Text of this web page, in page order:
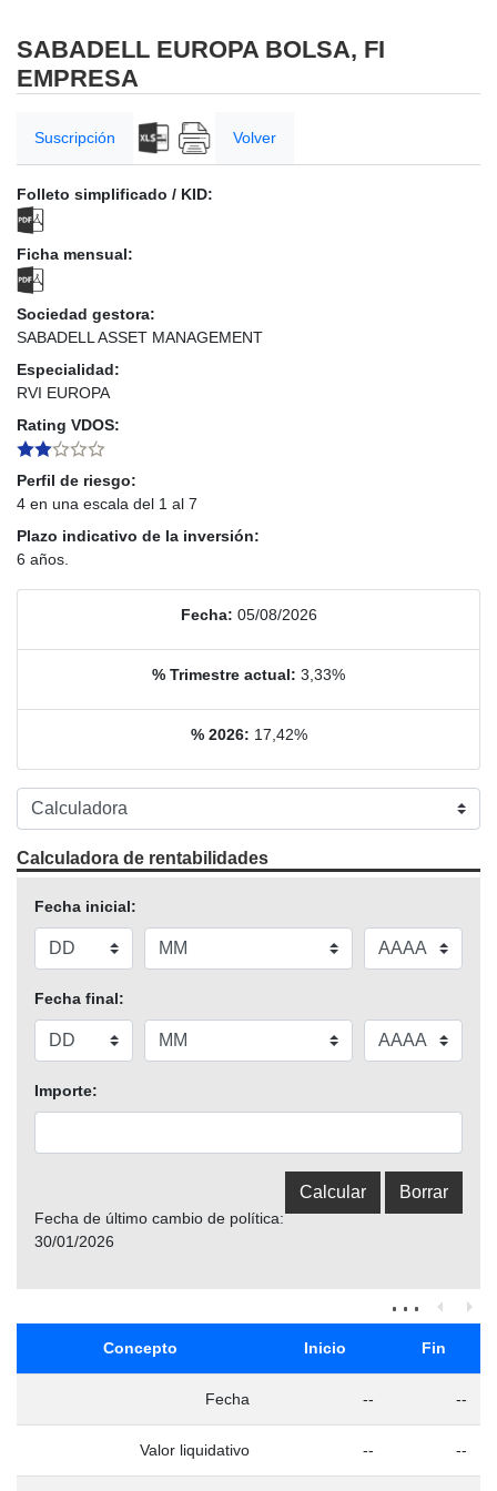
SABADELL EUROPA BOLSA, FI
EMPRESA
Suscripción Volver
Folleto simplificado / KID:
Ficha mensual:
Sociedad gestora:
SABADELL ASSET MANAGEMENT
Especialidad:
RVI EUROPA
Rating VDOS:
Perfil de riesgo:
4 en una escala del 1 al 7
Plazo indicativo de la inversión:
6 años.
Fecha: 05/08/2026
% Trimestre actual: 3,33%
% 2026: 17,42%
Calculadora de rentabilidades
Fecha inicial:
Fecha final:
Importe:
Fecha de último cambio de política:
30/01/2026
Concepto Inicio Fin
Fecha -- --
Valor liquidativo -- --